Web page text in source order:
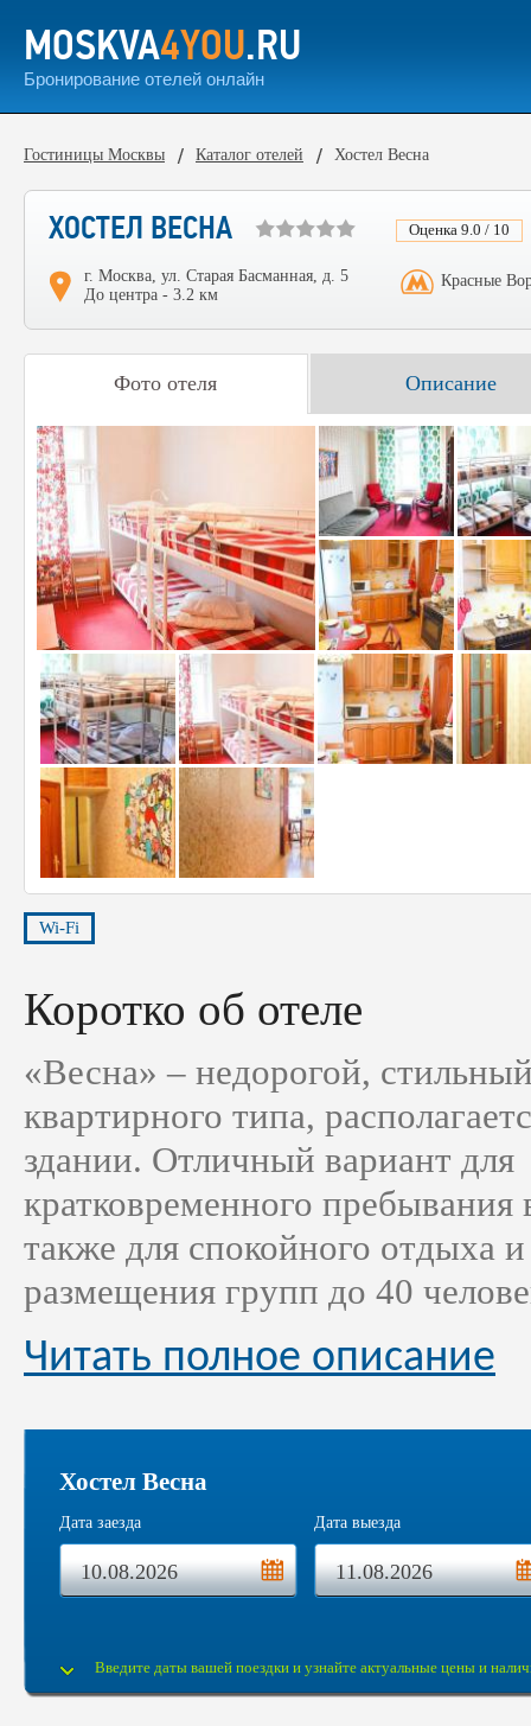
MOSKVA4YOU.RU
Бронирование отелей онлайн
Гостиницы Москвы Каталог отелей Хостел Весна
ХОСТЕЛ ВЕСНА Оценка 9.0 / 10
г. Москва, ул. Старая Басманная, д. 5
До центра - 3.2 км
Красные
Фото отеля Описание
Wi-Fi
Коротко об отеле
«Весна» – недорогой,
квартирного типа,
здании. Отличный вариант для
кратковременного пребывания
также для спокойного отдыха
размещения групп до 40
Читать полное описание
Хостел Весна
Дата заезда Дата выезда
Введите даты вашей поездки и узнайте актуальные цены и